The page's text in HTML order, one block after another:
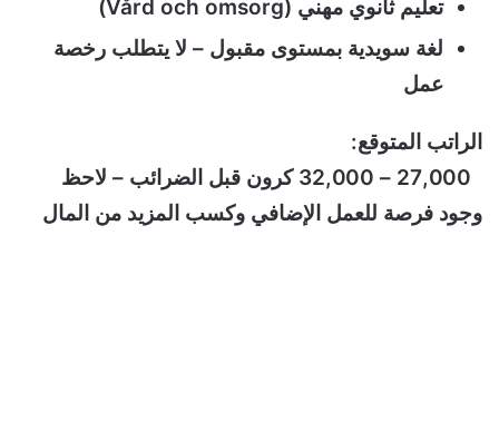
تعليم ثانوي مهني (Vård och omsorg)
لغة سويدية بمستوى مقبول – لا يتطلب رخصة
عمل
الراتب المتوقع:
27,000 – 32,000 كرون قبل الضرائب – لاحظ
وجود فرصة للعمل الإضافي وكسب المزيد من المال